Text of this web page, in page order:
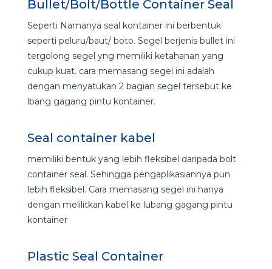
Bullet/Bolt/Bottle Container Seal
Seperti Namanya seal kontainer ini berbentuk
seperti peluru/baut/ boto. Segel berjenis bullet ini
tergolong segel yng memiliki ketahanan yang
cukup kuat. cara memasang segel ini adalah
dengan menyatukan 2 bagian segel tersebut ke
lbang gagang pintu kontainer.
Seal container kabel
memiliki bentuk yang lebih fleksibel daripada bolt
container seal. Sehingga pengaplikasiannya pun
lebih fleksibel. Cara memasang segel ini hanya
dengan melilitkan kabel ke lubang gagang pintu
kontainer
Plastic Seal Container